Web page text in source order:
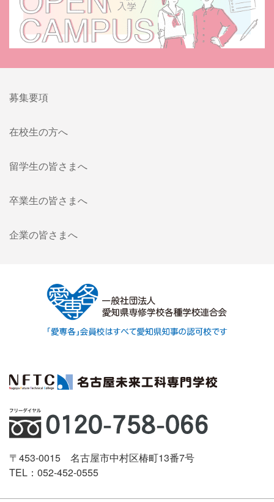
募集要項
在校生の方へ
留学生の皆さまへ
卒業生の皆さまへ
企業の皆さまへ
〒453-0015 名古屋市中村区椿町13番7号
TEL：052-452-0555